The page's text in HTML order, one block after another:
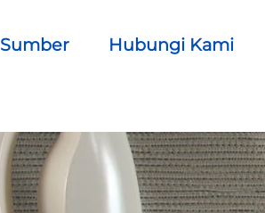
Sumber Hubungi Kami